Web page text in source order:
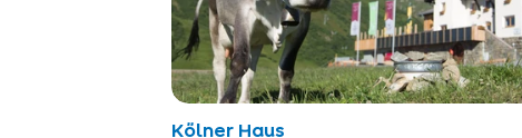
Kölner Haus